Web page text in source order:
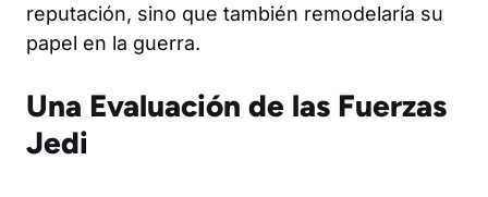
reputación, sino que también remodelaría su
papel en la guerra.
Una Evaluación de las Fuerzas
Jedi